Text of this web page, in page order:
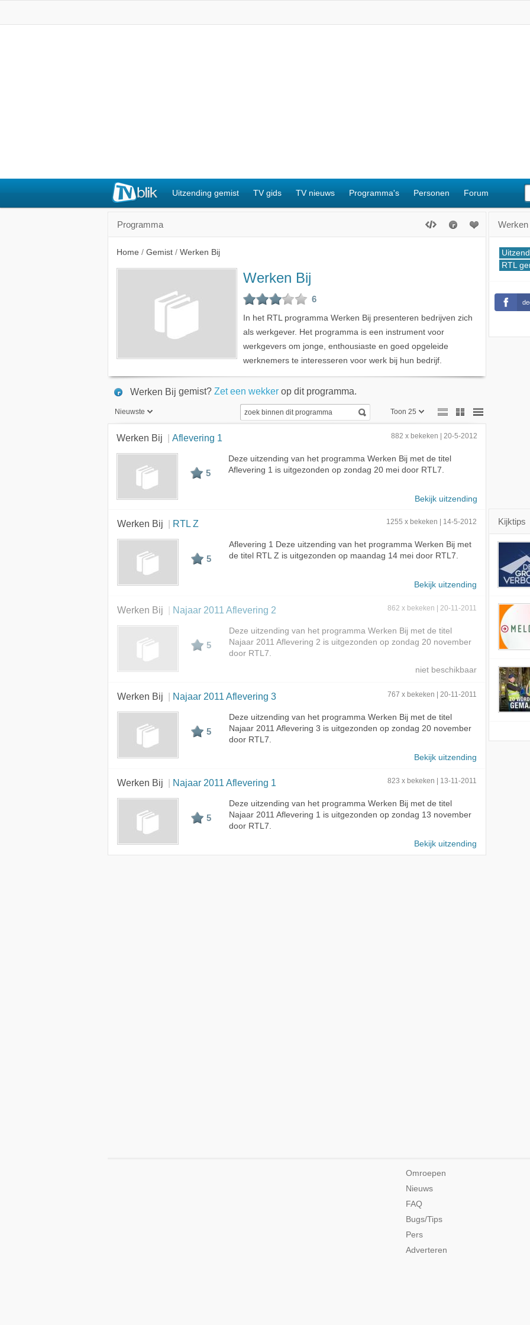
Uitzending gemist TV gids TV nieuws Programma's Personen Forum
Programma
Home / Gemist / Werken Bij
Werken Bij
6
In het RTL programma Werken Bij presenteren bedrijven zich
als werkgever. Het programma is een instrument voor
werkgevers om jonge, enthousiaste en goed opgeleide
werknemers te interesseren voor werk bij hun bedrijf.
Werken Bij gemist? Zet een wekker op dit programma.
Nieuwste
Meest bekeken
Toon 25
Toon 75
Werken Bij Aflevering 1 882 x bekeken | 20-5-2012
5
Deze uitzending van het programma Werken Bij met de titel
Aflevering 1 is uitgezonden op zondag 20 mei door RTL7.
Bekijk uitzending
Werken Bij RTL Z 1255 x bekeken | 14-5-2012
5
Aflevering 1 Deze uitzending van het programma Werken Bij met
de titel RTL Z is uitgezonden op maandag 14 mei door RTL7.
Bekijk uitzending
Werken Bij Najaar 2011 Aflevering 2 862 x bekeken | 20-11-2011
5
Deze uitzending van het programma Werken Bij met de titel
Najaar 2011 Aflevering 2 is uitgezonden op zondag 20 november
door RTL7.
Werken Bij Najaar 2011 Aflevering 3 767 x bekeken | 20-11-2011
5
Deze uitzending van het programma Werken Bij met de titel
Najaar 2011 Aflevering 3 is uitgezonden op zondag 20 november
door RTL7.
Bekijk uitzending
Werken Bij Najaar 2011 Aflevering 1 823 x bekeken | 13-11-2011
5
Deze uitzending van het programma Werken Bij met de titel
Najaar 2011 Aflevering 1 is uitgezonden op zondag 13 november
door RTL7.
Bekijk uitzending
Werken
RTL
Kijktips
Omroepen
Nieuws
FAQ
Bugs/Tips
Pers
Adverteren